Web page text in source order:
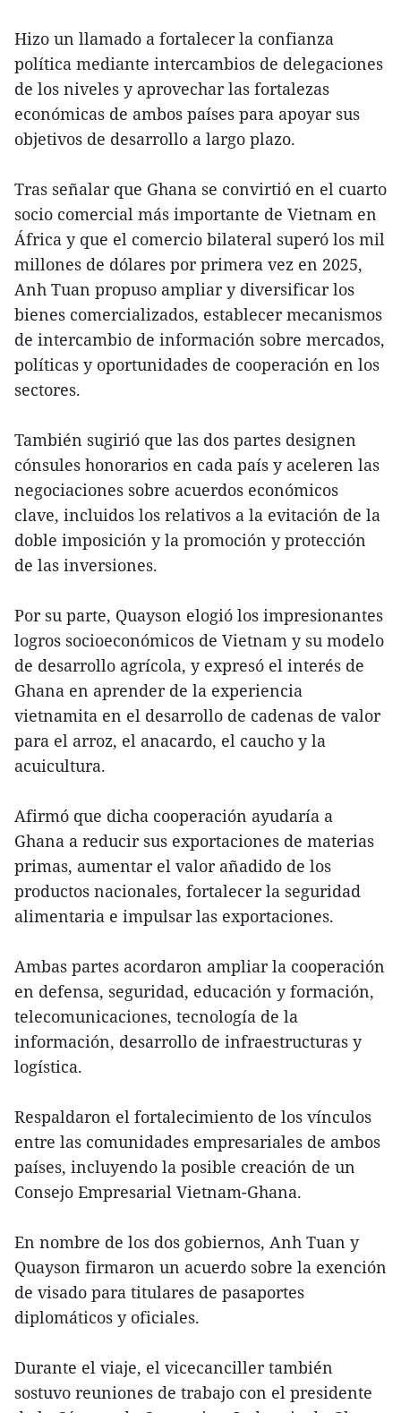
Hizo un llamado a fortalecer la confianza
política mediante intercambios de delegaciones
de los niveles y aprovechar las fortalezas
económicas de ambos países para apoyar sus
objetivos de desarrollo a largo plazo.
Tras señalar que Ghana se convirtió en el cuarto
socio comercial más importante de Vietnam en
África y que el comercio bilateral superó los mil
millones de dólares por primera vez en 2025,
Anh Tuan propuso ampliar y diversificar los
bienes comercializados, establecer mecanismos
de intercambio de información sobre mercados,
políticas y oportunidades de cooperación en los
sectores.
También sugirió que las dos partes designen
cónsules honorarios en cada país y aceleren las
negociaciones sobre acuerdos económicos
clave, incluidos los relativos a la evitación de la
doble imposición y la promoción y protección
de las inversiones.
Por su parte, Quayson elogió los impresionantes
logros socioeconómicos de Vietnam y su modelo
de desarrollo agrícola, y expresó el interés de
Ghana en aprender de la experiencia
vietnamita en el desarrollo de cadenas de valor
para el arroz, el anacardo, el caucho y la
acuicultura.
Afirmó que dicha cooperación ayudaría a
Ghana a reducir sus exportaciones de materias
primas, aumentar el valor añadido de los
productos nacionales, fortalecer la seguridad
alimentaria e impulsar las exportaciones.
Ambas partes acordaron ampliar la cooperación
en defensa, seguridad, educación y formación,
telecomunicaciones, tecnología de la
información, desarrollo de infraestructuras y
logística.
Respaldaron el fortalecimiento de los vínculos
entre las comunidades empresariales de ambos
países, incluyendo la posible creación de un
Consejo Empresarial Vietnam-Ghana.
En nombre de los dos gobiernos, Anh Tuan y
Quayson firmaron un acuerdo sobre la exención
de visado para titulares de pasaportes
diplomáticos y oficiales.
Durante el viaje, el vicecanciller también
sostuvo reuniones de trabajo con el presidente